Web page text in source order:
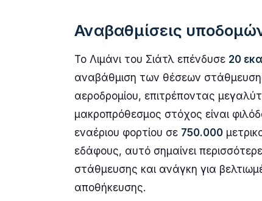
Αναβαθμίσεις
Το Λιμάνι του Σιάτλ επένδυσε 20
αναβάθμιση των θέσεων
αεροδρομίου, επιτρέποντας
μακροπρόθεσμος στόχος είναι
εναέριου φορτίου σε 750.000
εδάφους, αυτό σημαίνει
στάθμευσης και ανάγκη για
αποθήκευσης.